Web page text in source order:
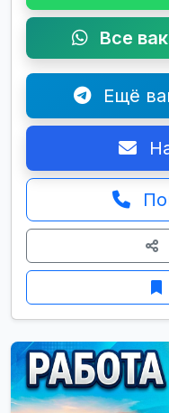
Все
Ещё